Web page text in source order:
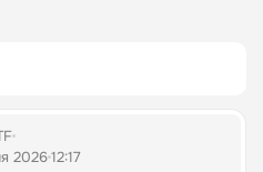
202612:17